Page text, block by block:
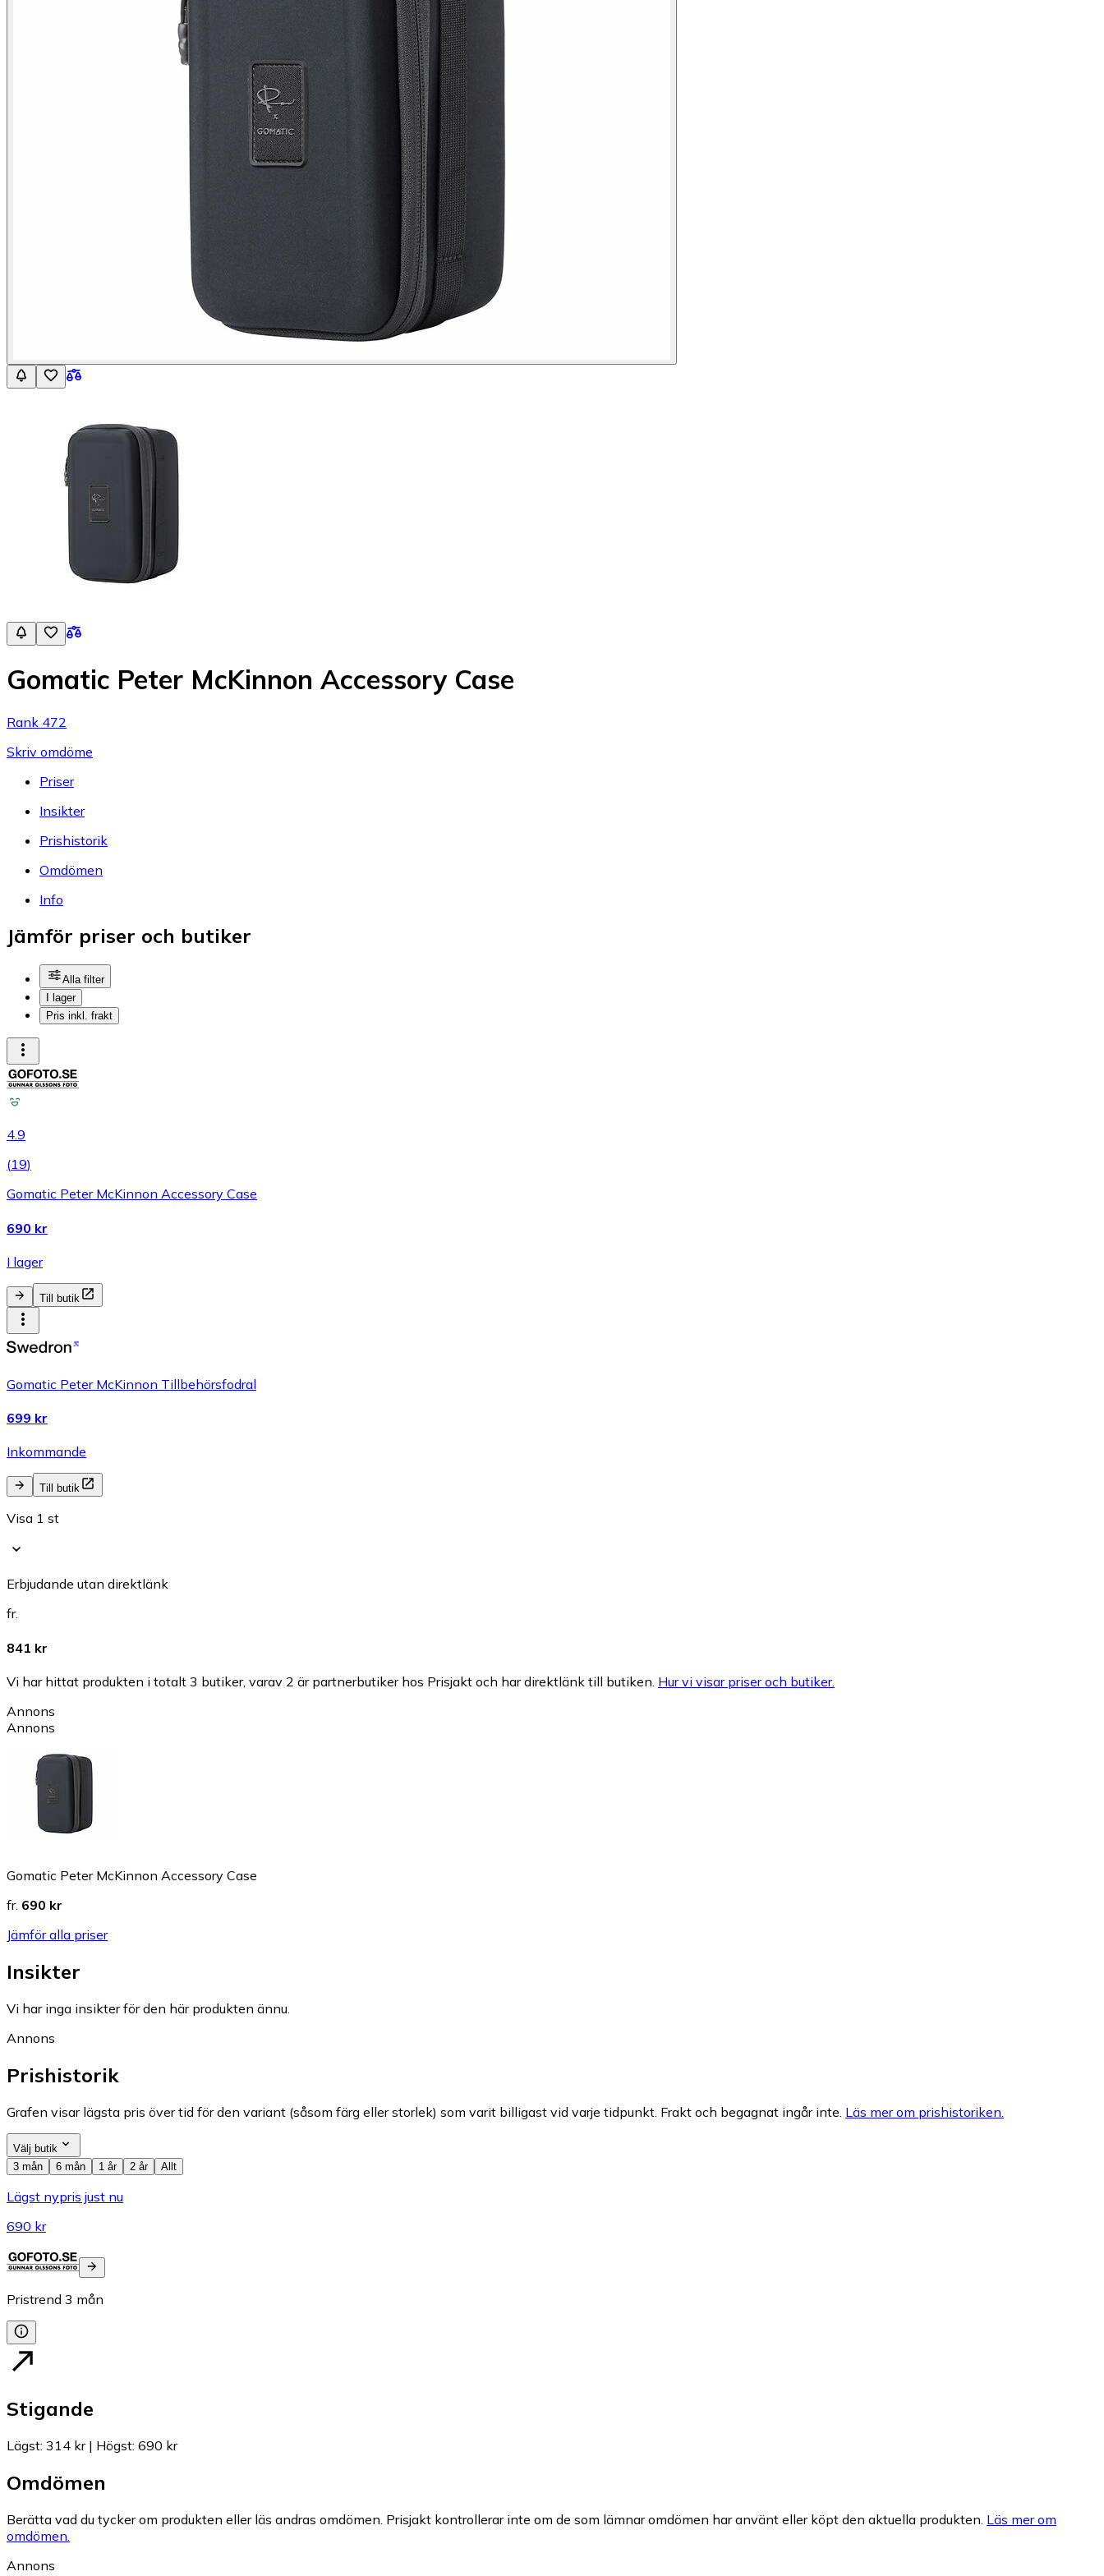
Gomatic Peter McKinnon Accessory Case
Rank 472
Skriv omdöme
Priser
Insikter
Prishistorik
Omdömen
Info
Jämför priser och butiker
Alla filter
I lager
Pris inkl. frakt
4.9
(19)
Gomatic Peter McKinnon Accessory Case
690 kr
I lager
Till butik
Gomatic Peter McKinnon Tillbehörsfodral
699 kr
Inkommande
Till butik
Visa 1 st
Erbjudande utan direktlänk
fr.
841 kr
Vi har hittat produkten i totalt 3 butiker, varav 2 är partnerbutiker hos Prisjakt och har direktlänk till butiken. Hur vi visar priser och butiker.
Annons
Annons
Gomatic Peter McKinnon Accessory Case
fr. 690 kr
Jämför alla priser
Insikter
Vi har inga insikter för den här produkten ännu.
Annons
Prishistorik
Grafen visar lägsta pris över tid för den variant (såsom färg eller storlek) som varit billigast vid varje tidpunkt. Frakt och begagnat ingår inte. Läs mer om prishistoriken.
Välj butik
3 mån
6 mån 1 år 2 år Allt
Lägst nypris just nu
690 kr
Pristrend 3 mån
Stigande
Lägst: 314 kr| Högst: 690 kr
Omdömen
Berätta vad du tycker om produkten eller läs andras omdömen. Prisjakt kontrollerar inte om de som lämnar omdömen har använt eller köpt den aktuella produkten. Läs mer om
omdömen.
Annons